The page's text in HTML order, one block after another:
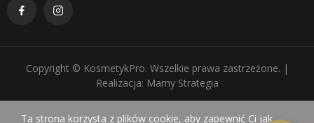
Copyright © KosmetykPro. Wszelkie prawa zastrzeżone. |
Realizacja: Mamy Strategia
Ta strona korzysta z plików cookie, aby zapewnić Ci jak